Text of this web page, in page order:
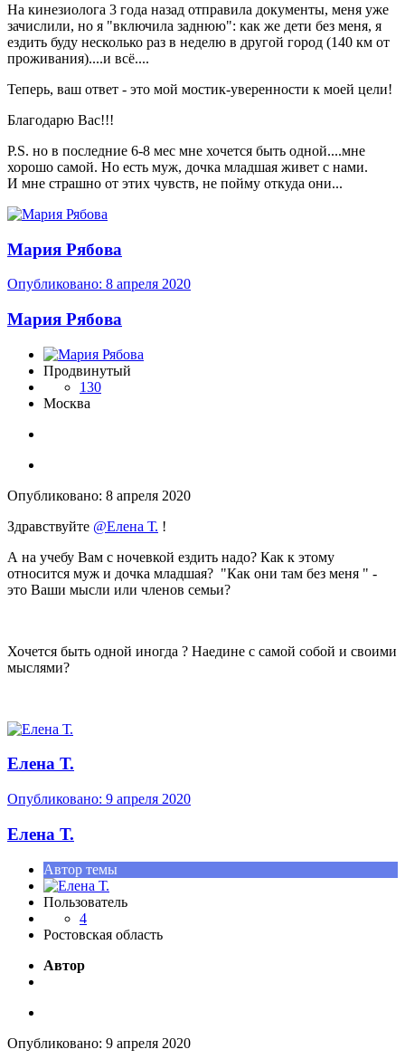
На кинезиолога 3 года назад отправила документы, меня уже
зачислили, но я "включила заднюю": как же дети без меня, я
ездить буду несколько раз в неделю в другой город (140 км от
проживания)....и всё....
Теперь, ваш ответ - это мой мостик-уверенности к моей цели!
Благодарю Вас!!!
Р.S. но в последние 6-8 мес мне хочется быть одной....мне
хорошо самой. Но есть муж, дочка младшая живет с нами.
И мне страшно от этих чувств, не пойму откуда они...
Мария Рябова
Опубликовано: 8 апреля 2020
Мария Рябова
Продвинутый
130
Москва
Опубликовано: 8 апреля 2020
Здравствуйте @Елена Т. !
А на учебу Вам с ночевкой ездить надо? Как к этому
относится муж и дочка младшая? "Как они там без меня " -
это Ваши мысли или членов семьи?
Хочется быть одной иногда ? Наедине с самой собой и своими
мыслями?
Елена Т.
Опубликовано: 9 апреля 2020
Елена Т.
Автор темы
Пользователь
4
Ростовская область
Автор
Опубликовано: 9 апреля 2020